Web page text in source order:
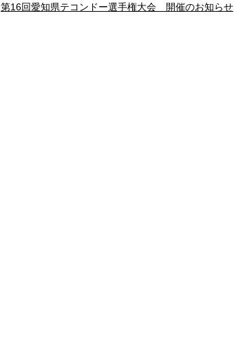
第16回愛知県テコンドー選手権大会 開催のお知らせ